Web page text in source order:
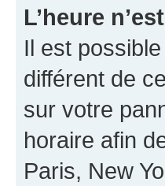
L’heure
Il est
différent de
sur votre
horaire afin
Paris, New